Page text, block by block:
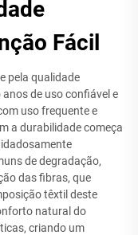
Fácil
pela qualidade
de uso confiável e
uso frequente e
a durabilidade começa
de degradação,
das fibras, que
têxtil deste
natural do
criando um